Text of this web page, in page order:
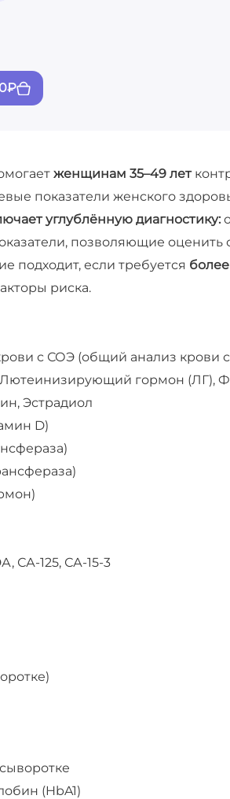
₽
женщинам 35–49 лет
показатели женского
углублённую диагностику:
позволяющие оценить
подходит, если требуется
риска.
с СОЭ (общий анализ крови
Лютеинизирующий гормон (ЛГ),
Эстрадиол
D)
СА-125, СА-15-3
(HbA1)